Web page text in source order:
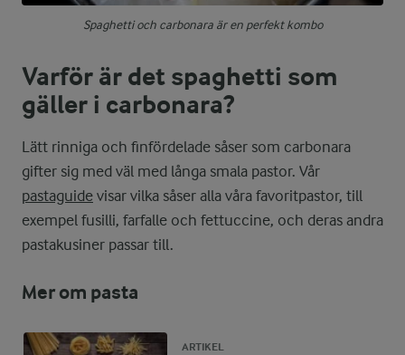
Spaghetti och carbonara är en perfekt kombo
Varför är det spaghetti som
gäller i carbonara?
Lätt rinniga och finfördelade såser som carbonara
gifter sig med väl med långa smala pastor. Vår
pastaguide visar vilka såser alla våra favoritpastor, till
exempel fusilli, farfalle och fettuccine, och deras andra
pastakusiner passar till.
Mer om pasta
ARTIKEL